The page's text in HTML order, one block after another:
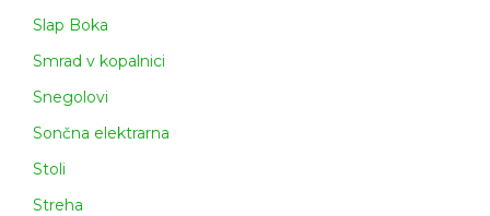
Slap Boka
Smrad v kopalnici
Snegolovi
Sončna elektrarna
Stoli
Streha